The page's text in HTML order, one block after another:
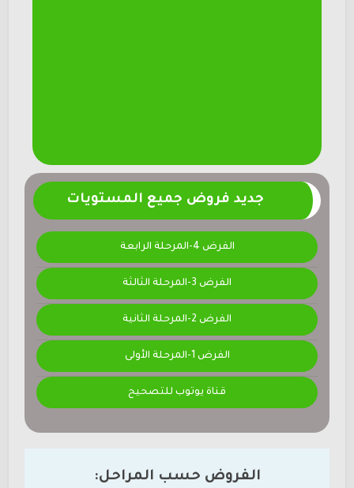
جديد فروض جميع المستويات
الفرض 4-المرحلة الرابعة
الفرض 3-المرحلة الثالثة
الفرض 2-المرحلة الثانية
الفرض 1-المرحلة الأولى
قناة يوتوب للتصحيح
الفروض حسب المراحل: